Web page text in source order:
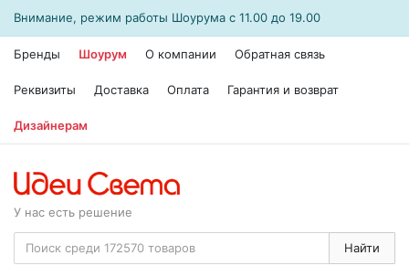
Внимание, режим работы Шоурума с 11.00 до 19.00
Бренды Шоурум О компании Обратная связь
Реквизиты Доставка Оплата Гарантия и возврат
Дизайнерам
У нас есть решение
Найти